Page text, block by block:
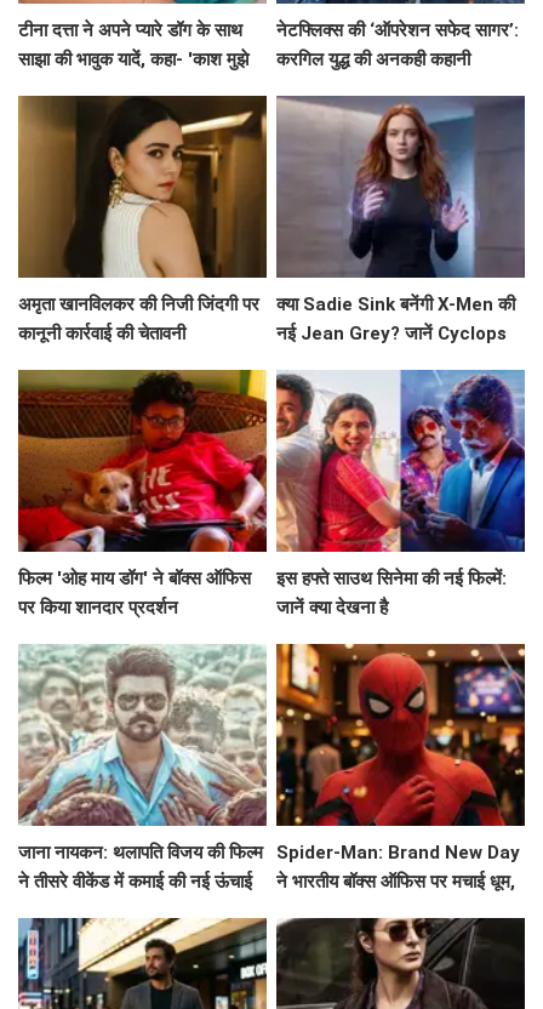
टीना दत्ता ने अपने प्यारे डॉग के साथ
साझा की भावुक यादें, कहा- 'काश मुझे
नेटफ्लिक्स की ‘ऑपरेशन सफेद सागर’:
करगिल युद्ध की अनकही कहानी
अमृता खानविलकर की निजी जिंदगी पर
कानूनी कार्रवाई की चेतावनी
क्या Sadie Sink बनेंगी X-Men की
नई Jean Grey? जानें Cyclops
फिल्म 'ओह माय डॉग' ने बॉक्स ऑफिस
पर किया शानदार प्रदर्शन
इस हफ्ते साउथ सिनेमा की नई फिल्में:
जानें क्या देखना है
जाना नायकन: थलापति विजय की फिल्म
ने तीसरे वीकेंड में कमाई की नई ऊंचाई
Spider-Man: Brand New Day
ने भारतीय बॉक्स ऑफिस पर मचाई धूम,